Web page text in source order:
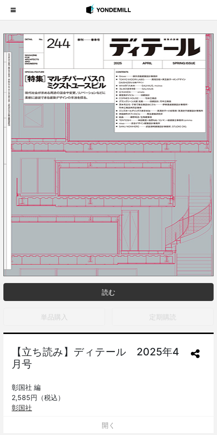
読む
単品購入 定期購読
【立ち読み】ディテール 2025年4
月号
彰国社 編
2,585円（税込）
彰国社
開く